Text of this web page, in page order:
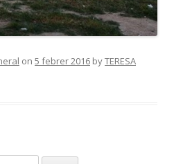
on 5 febrer 2016 byTERESA